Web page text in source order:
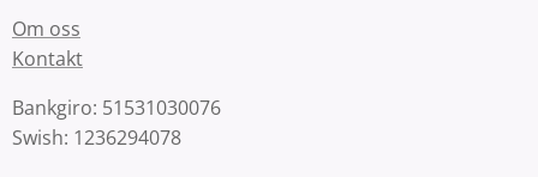
Om oss
Kontakt
Bankgiro: 51531030076
Swish: 1236294078